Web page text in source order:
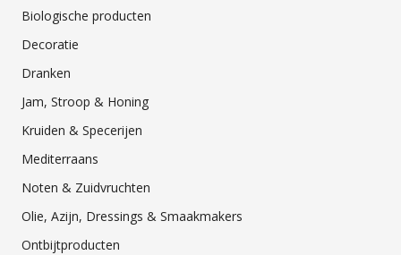
Biologische producten
Decoratie
Dranken
Jam, Stroop & Honing
Kruiden & Specerijen
Mediterraans
Noten & Zuidvruchten
Olie, Azijn, Dressings & Smaakmakers
Ontbijtproducten